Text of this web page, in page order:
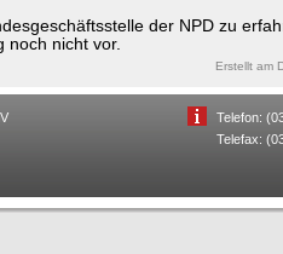
der NPD zu
noch nicht vor.
Erstellt am
Telefon:
Telefax: